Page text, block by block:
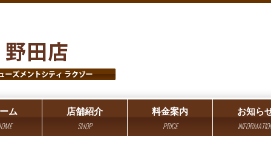
ム 店舗紹介
SHOP
料金案内
PRICE
お知ら